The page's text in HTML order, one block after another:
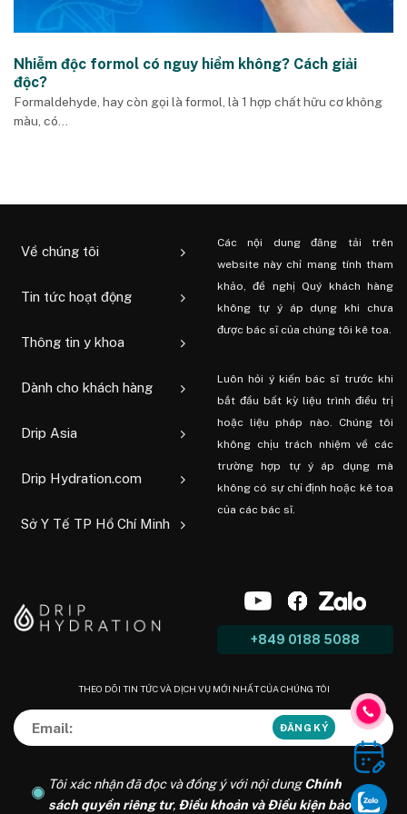
Nhiễm độc formol có nguy hiểm không? Cách giải
độc?
Formaldehyde, hay còn gọi là formol, là 1 hợp chất hữu cơ không
màu, có...
Về chúng tôi
Tin tức hoạt động
Thông tin y khoa
Dành cho khách hàng
Drip Asia
Drip Hydration.com
Sở Y Tế TP Hồ Chí Minh
Các nội dung đăng tải trên
website này chỉ mang tính tham
khảo, đề nghị Quý khách hàng
không tự ý áp dụng khi chưa
được bác sĩ của chúng tôi kê toa.
Luôn hỏi ý kiến ​​bác sĩ trước khi
bắt đầu bất kỳ liệu trình điều trị
hoặc liệu pháp nào. Chúng tôi
không chịu trách nhiệm về các
trường hợp tự ý áp dụng mà
không có sự chỉ định hoặc kê toa
của các bác sĩ.
+849 0188 5088
THEO DÕI TIN TỨC VÀ DỊCH VỤ MỚI NHẤT CỦA CHÚNG TÔI
Tôi xác nhận đã đọc và đồng ý với nội dungChính
sách quyền riêng tư, Điều khoản và Điều kiện bảo